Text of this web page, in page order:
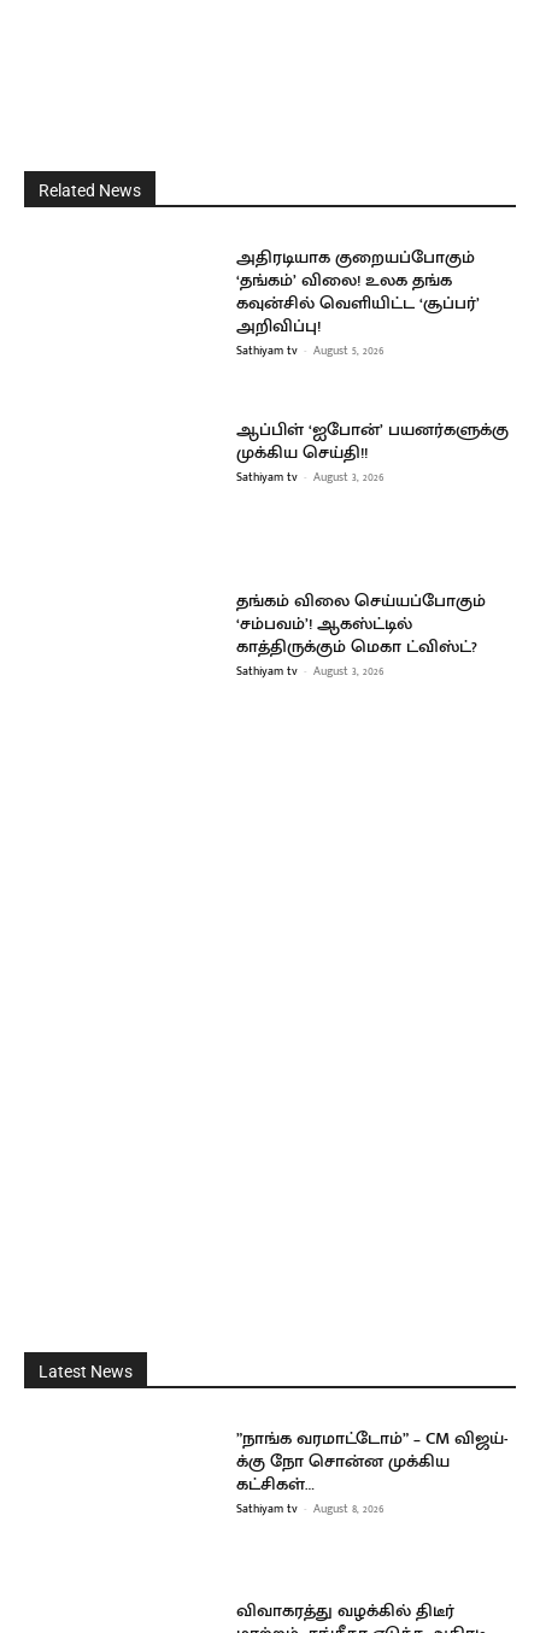
Related News
அதிரடியாக குறையப்போகும்
‘தங்கம்’ விலை! உலக தங்க
கவுன்சில் வெளியிட்ட ‘சூப்பர்’
அறிவிப்பு!
Sathiyam tv - August 5, 2026
ஆப்பிள் ‘ஐபோன்’ பயனர்களுக்கு
முக்கிய செய்தி!!
Sathiyam tv - August 3, 2026
தங்கம் விலை செய்யப்போகும்
‘சம்பவம்’! ஆகஸ்ட்டில்
காத்திருக்கும் மெகா ட்விஸ்ட்?
Sathiyam tv - August 3, 2026
Latest News
”நாங்க வரமாட்டோம்” – CM விஜய்-
க்கு நோ சொன்ன முக்கிய
கட்சிகள்…
Sathiyam tv - August 8, 2026
விவாகரத்து வழக்கில் திடீர்